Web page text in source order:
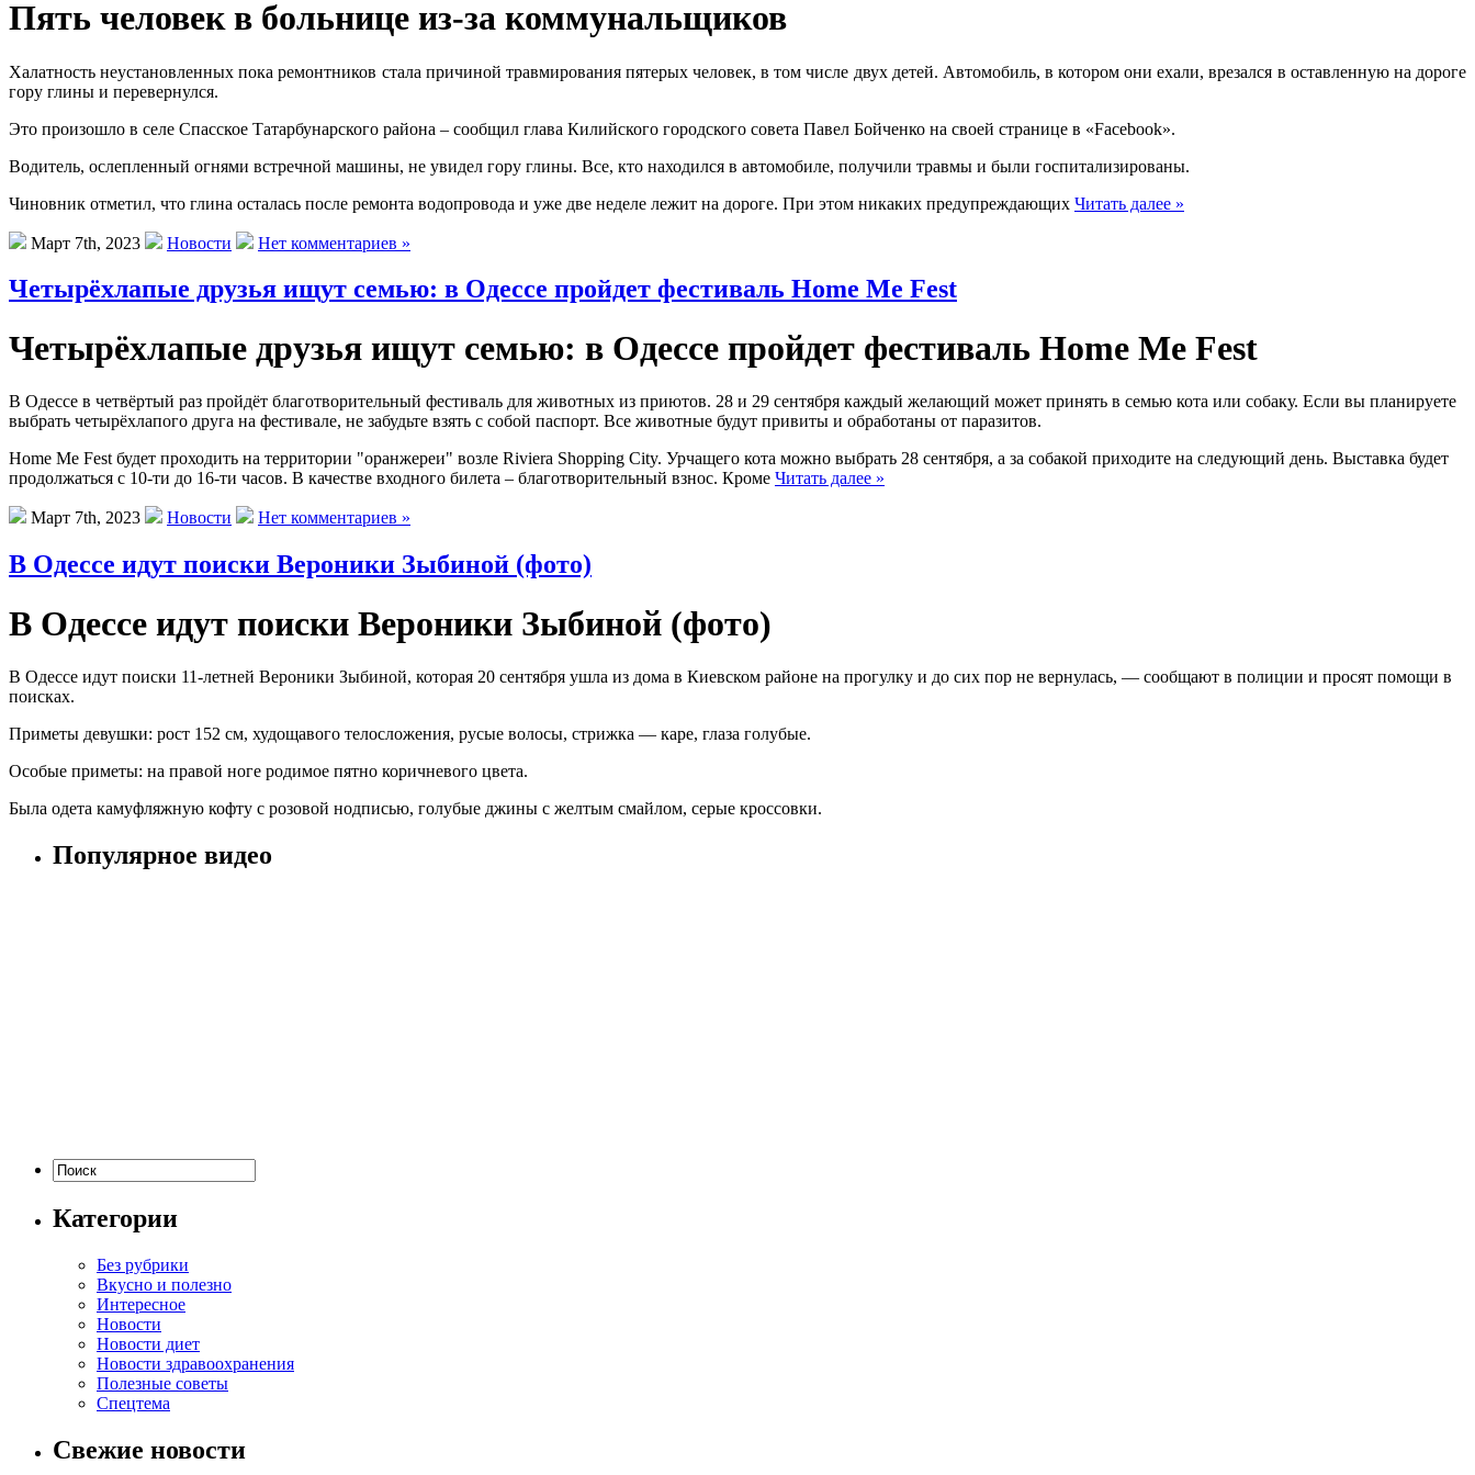
Пять человек в больнице из-за коммунальщиков
Халатность неустановленных пока ремонтников стала причиной травмирования пятерых человек, в том числе двух детей. Автомобиль, в котором они ехали, врезался в оставленную на дороге
гору глины и перевернулся.
Это произошло в селе Спасское Татарбунарского района – сообщил глава Килийского городского совета Павел Бойченко на своей странице в «Facebook».
Водитель, ослепленный огнями встречной машины, не увидел гору глины. Все, кто находился в автомобиле, получили травмы и были госпитализированы.
Чиновник отметил, что глина осталась после ремонта водопровода и уже две неделе лежит на дороге. При этом никаких предупреждающих Читать далее »
Март 7th, 2023 Новости Нет комментариев »
Четырёхлапые друзья ищут семью: в Одессе пройдет фестиваль Home Me Fest
Четырёхлапые друзья ищут семью: в Одессе пройдет фестиваль Home Me Fest
В Одессе в четвёртый раз пройдёт благотворительный фестиваль для животных из приютов. 28 и 29 сентября каждый желающий может принять в семью кота или собаку. Если вы планируете
выбрать четырёхлапого друга на фестивале, не забудьте взять с собой паспорт. Все животные будут привиты и обработаны от паразитов.
Home Me Fest будет проходить на территории "оранжереи" возле Riviera Shopping City. Урчащего кота можно выбрать 28 сентября, а за собакой приходите на следующий день. Выставка будет
продолжаться с 10-ти до 16-ти часов. В качестве входного билета – благотворительный взнос. Кроме Читать далее »
Март 7th, 2023 Новости Нет комментариев »
В Одессе идут поиски Вероники Зыбиной (фото)
В Одессе идут поиски Вероники Зыбиной (фото)
В Одессе идут поиски 11-летней Вероники Зыбиной, которая 20 сентября ушла из дома в Киевском районе на прогулку и до сих пор не вернулась, — сообщают в полиции и просят помощи в
поисках.
Приметы девушки: рост 152 см, худощавого телосложения, русые волосы, стрижка — каре, глаза голубые.
Особые приметы: на правой ноге родимое пятно коричневого цвета.
Была одета камуфляжную кофту с розовой нодписью, голубые джины с желтым смайлом, серые кроссовки.
Популярное видео
Категории
Без рубрики
Вкусно и полезно
Интересное
Новости
Новости диет
Новости здравоохранения
Полезные советы
Спецтема
Свежие новости